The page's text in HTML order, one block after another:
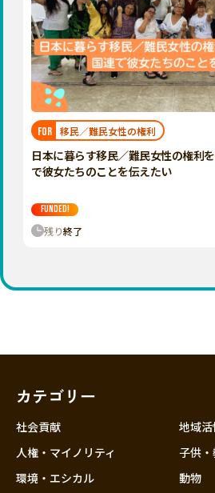
関
近畿
中国
鳥取 島根 岡山 広島
四国
徳島 香川 愛媛 高知
九州・沖縄
福岡 佐賀 長崎
宮崎
鹿児島 沖縄
FOR 移民／難民女性の権利
日本に暮らす移民／難民女性の権利
で彼女たちのことを伝えたい
FUNDED!
残り終了
カテゴリー
社会貢献
人権・マイノリティ
環境・エシカル
地域活
子供
動物